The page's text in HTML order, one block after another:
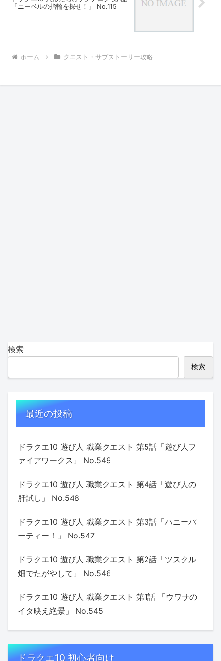
「ニーベルの指輪を探せ！」 No.115
ホーム クエスト・サブストーリー攻略
検索
検索
最近の投稿
ドラクエ10 遊び人 職業クエスト 第5話「遊び人フ
ァイアワークス」 No.549
ドラクエ10 遊び人 職業クエスト 第4話「遊び人の
肝試し」 No.548
ドラクエ10 遊び人 職業クエスト 第3話「ハニーパ
ーティー！」 No.547
ドラクエ10 遊び人 職業クエスト 第2話「ツスクル
畑でたがやして」 No.546
ドラクエ10 遊び人 職業クエスト 第1話 「ウワサの
イタ映え絶景」 No.545
ドラクエ10 初心者向け